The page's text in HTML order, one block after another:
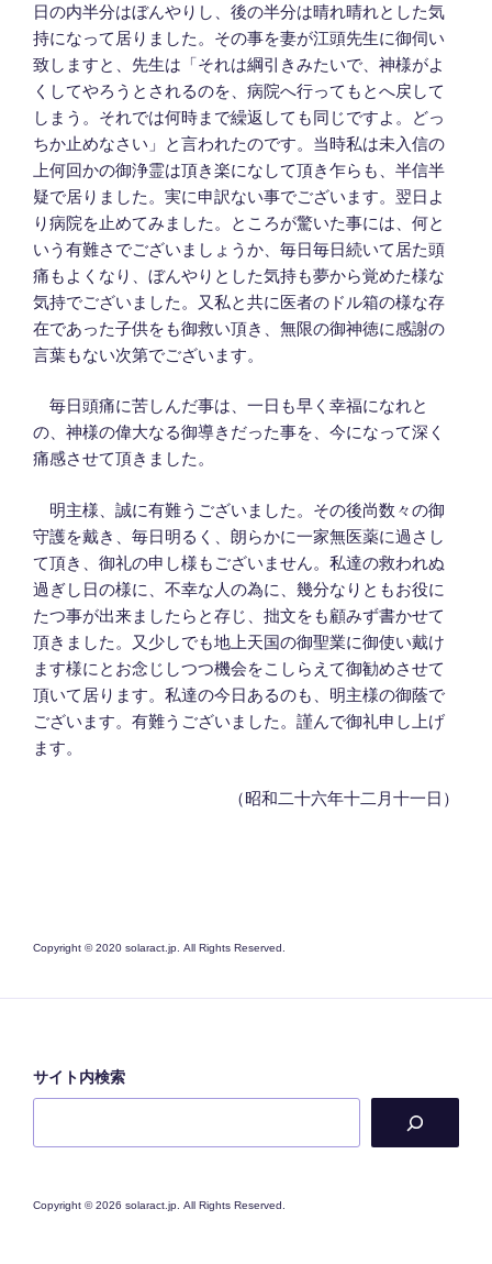
日の内半分はぼんやりし、後の半分は晴れ晴れとした気
持になって居りました。その事を妻が江頭先生に御伺い
致しますと、先生は「それは綱引きみたいで、神様がよ
くしてやろうとされるのを、病院へ行ってもとへ戻して
しまう。それでは何時まで繰返しても同じですよ。どっ
ちか止めなさい」と言われたのです。当時私は未入信の
上何回かの御浄霊は頂き楽になして頂き乍らも、半信半
疑で居りました。実に申訳ない事でございます。翌日よ
り病院を止めてみました。ところが驚いた事には、何と
いう有難さでございましょうか、毎日毎日続いて居た頭
痛もよくなり、ぼんやりとした気持も夢から覚めた様な
気持でございました。又私と共に医者のドル箱の様な存
在であった子供をも御救い頂き、無限の御神徳に感謝の
言葉もない次第でございます。
毎日頭痛に苦しんだ事は、一日も早く幸福になれと
の、神様の偉大なる御導きだった事を、今になって深く
痛感させて頂きました。
明主様、誠に有難うございました。その後尚数々の御
守護を戴き、毎日明るく、朗らかに一家無医薬に過さし
て頂き、御礼の申し様もございません。私達の救われぬ
過ぎし日の様に、不幸な人の為に、幾分なりともお役に
たつ事が出来ましたらと存じ、拙文をも顧みず書かせて
頂きました。又少しでも地上天国の御聖業に御使い戴け
ます様にとお念じしつつ機会をこしらえて御勧めさせて
頂いて居ります。私達の今日あるのも、明主様の御蔭で
ございます。有難うございました。謹んで御礼申し上げ
ます。
（昭和二十六年十二月十一日）
Copyright © 2020 solaract.jp. All Rights Reserved.
サイト内検索
Copyright © 2026 solaract.jp. All Rights Reserved.